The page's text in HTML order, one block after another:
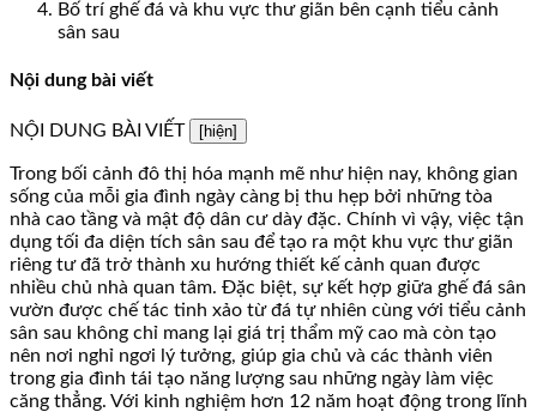
Bố trí ghế đá và khu vực thư giãn bên cạnh tiểu cảnh
sân sau
Nội dung bài viết
NỘI DUNG BÀI VIẾT [hiện]
Trong bối cảnh đô thị hóa mạnh mẽ như hiện nay, không gian
sống của mỗi gia đình ngày càng bị thu hẹp bởi những tòa
nhà cao tầng và mật độ dân cư dày đặc. Chính vì vậy, việc tận
dụng tối đa diện tích sân sau để tạo ra một khu vực thư giãn
riêng tư đã trở thành xu hướng thiết kế cảnh quan được
nhiều chủ nhà quan tâm. Đặc biệt, sự kết hợp giữa ghế đá sân
vườn được chế tác tinh xảo từ đá tự nhiên cùng với tiểu cảnh
sân sau không chỉ mang lại giá trị thẩm mỹ cao mà còn tạo
nên nơi nghỉ ngơi lý tưởng, giúp gia chủ và các thành viên
trong gia đình tái tạo năng lượng sau những ngày làm việc
căng thẳng. Với kinh nghiệm hơn 12 năm hoạt động trong lĩnh